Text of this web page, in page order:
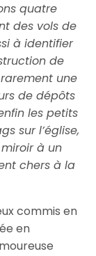
quatre
des vols de
à identifier
de
une
de dépôts
les petits
sur l’église,
à un
chers à la
commis en
en